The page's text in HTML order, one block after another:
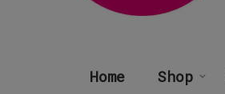
Home Shop